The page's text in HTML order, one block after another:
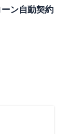
ン自動契約